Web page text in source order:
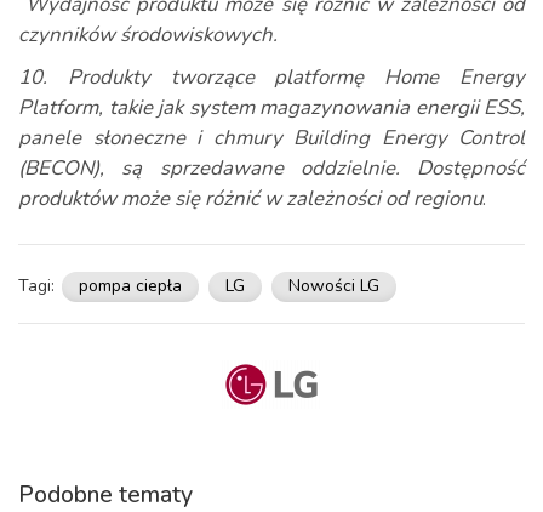
czynników środowiskowych.
10. Produkty tworzące platformę Home Energy
Platform, takie jak system magazynowania energii ESS,
panele słoneczne i chmury Building Energy Control
(BECON), są sprzedawane oddzielnie. Dostępność
produktów może się różnić w zależności od regionu.
Tagi: pompa ciepła LG Nowości LG
Podobne tematy